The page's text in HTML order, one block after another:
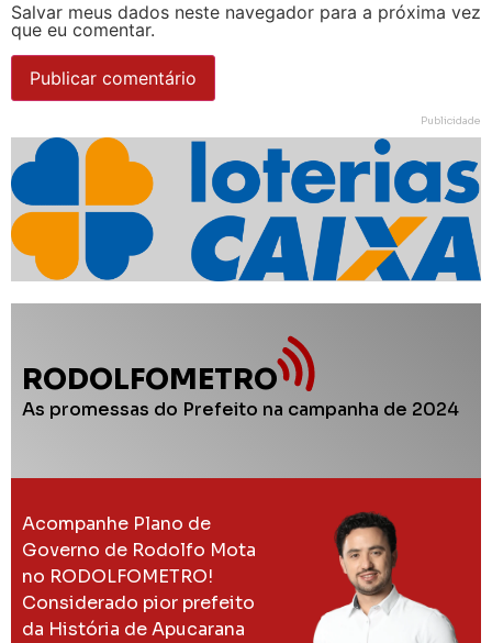
Salvar meus dados neste navegador para a próxima vez
que eu comentar.
Publicidade
RODOLFOMETRO
As promessas do Prefeito na campanha de 2024
Acompanhe Plano de
Governo de Rodolfo Mota
no RODOLFOMETRO!
Considerado pior prefeito
da História de Apucarana